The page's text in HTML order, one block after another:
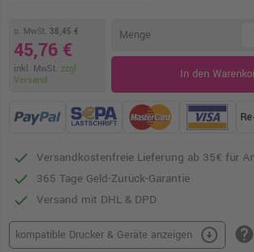
o. MwSt. 38,45 €
45,76 €
inkl. MwSt. zzgl.
Versand
Menge
In den
Versandkostenfreie Lieferung ab 35€ für
365 Tage Geld-Zurück-Garantie
Versand mit DHL & DPD
kompatible Drucker & Geräte anzeigen arrow_circle_down help